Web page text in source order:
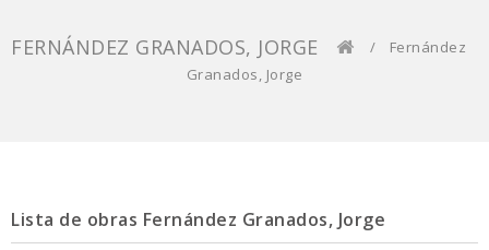
FERNÁNDEZ GRANADOS, JORGE /
Fernández
Granados, Jorge
Lista de obras Fernández Granados, Jorge